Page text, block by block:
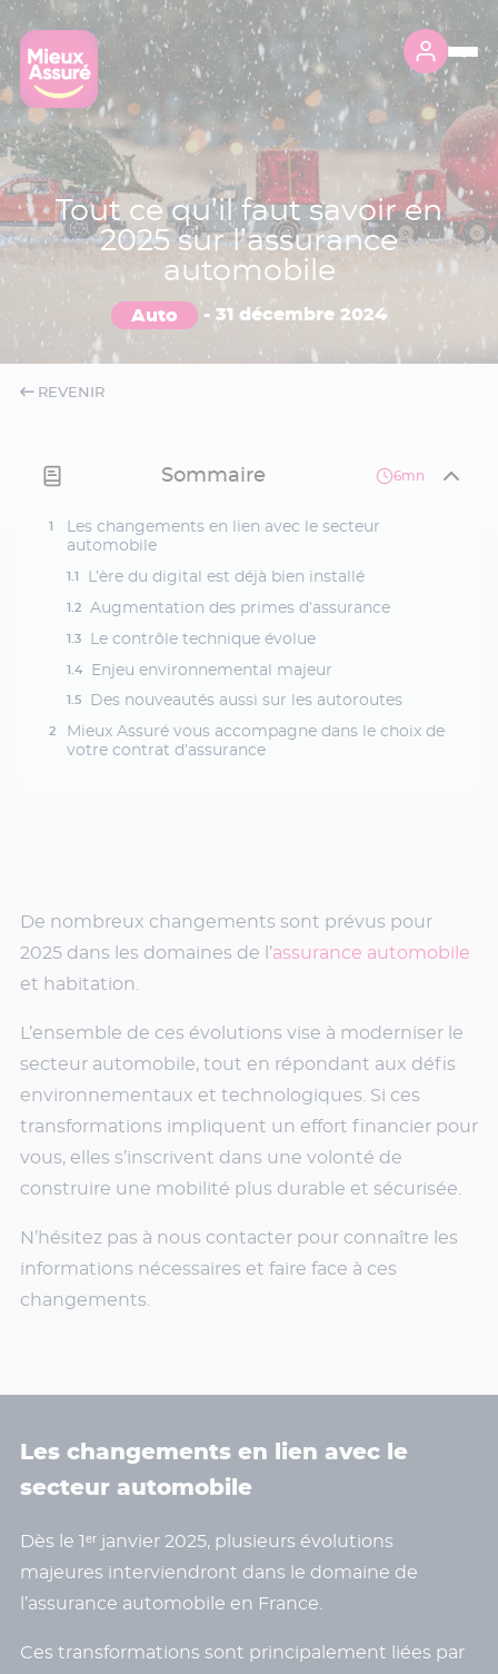
Tout ce qu’il faut savoir en
2025 sur l’assurance
automobile
Auto - 31 décembre 2024
REVENIR
Sommaire 6mn
Les changements en lien avec le secteur
automobile
L’ère du digital est déjà bien installé
Augmentation des primes d’assurance
Le contrôle technique évolue
Enjeu environnemental majeur
Des nouveautés aussi sur les autoroutes
Mieux Assuré vous accompagne dans le choix de
votre contrat d’assurance
De nombreux changements sont prévus pour
2025 dans les domaines de l’assurance automobile
et habitation.
L’ensemble de ces évolutions vise à moderniser le
secteur automobile, tout en répondant aux défis
environnementaux et technologiques. Si ces
transformations impliquent un effort financier pour
vous, elles s’inscrivent dans une volonté de
construire une mobilité plus durable et sécurisée.
N’hésitez pas à nous contacter pour connaître les
informations nécessaires et faire face à ces
changements.
Les changements en lien avec le
secteur automobile
Dès le 1ᵉʳ janvier 2025, plusieurs évolutions
majeures interviendront dans le domaine de
l’assurance automobile en France.
Ces transformations sont principalement liées par